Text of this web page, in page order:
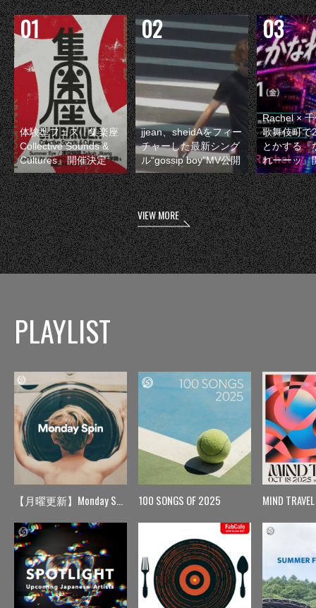
体験型フェス『集楽座
Collective Sounds &
Cultures』開催決定
jjean、sheidAをフィー
チャーした最新シング
ル“gossip boy”MV公開
Rachel ×
歌舞伎町で
とかする『
れーーッ』
VIEW MORE
PLAYLIST
【月曜更新】Monday Spin 100 SONGS OF 2025 MIND TRAVEL